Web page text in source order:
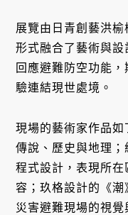
展覽由日青創藝洪
形式融合了藝術與
回應避難防空功能
驗連結現世處境。
現場的藝術家作品
傳說、歷史與地理
程式設計，表現所
容；玖格設計的《
災害避難現場的視